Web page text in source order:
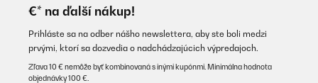
€* na ďalší nákup!
Prihláste sa na odber nášho newslettera, aby ste boli medzi
prvými, ktorí sa dozvedia o nadchádzajúcich výpredajoch.
Zľava 10 € nemôže byť kombinovaná s inými kupónmi. Minimálna hodnota
objednávky 100 €.